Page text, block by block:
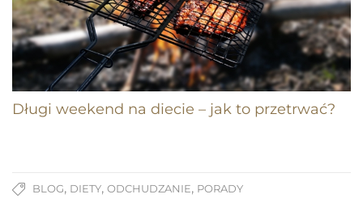
Długi weekend na diecie – jak to przetrwać?
BLOG, DIETY, ODCHUDZANIE, PORADY